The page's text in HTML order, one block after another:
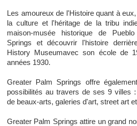
Les amoureux de l'Histoire quant à
la culture et l'héritage de la tribu
maison-musée historique de
Springs et découvrir l'histoire
History Museumavec son école de
années 1930.
Greater Palm Springs offre
possibilités au travers de ses 9 villes
de beaux-arts, galeries d'art, street art
Greater Palm Springs attire un grand